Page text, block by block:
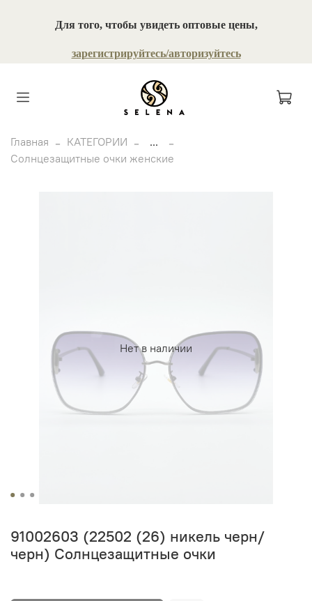
Для того, чтобы увидеть оптовые цены,
зарегистрируйтесь/авторизуйтесь
Главная КАТЕГОРИИ
...
Солнцезащитные очки женские
Нет в наличии
91002603 (22502 (26) никель черн/
черн) Солнцезащитные очки